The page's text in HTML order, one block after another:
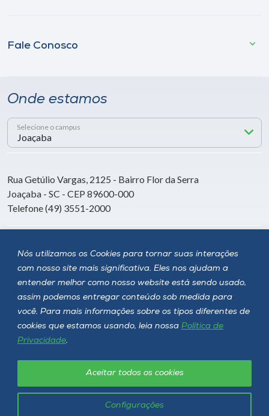
Nós utilizamos os Cookies para tornar suas interações
com nosso site mais significativa. Eles nos ajudam a
entender melhor como nosso website está sendo usado,
assim podemos entregar conteúdo sob medida para
você. Para mais informações sobre os tipos diferentes de
cookies que estamos usando, leia nossa Política de
Privacidade.
Configurações
Aceitar todos os cookies
Fale Conosco
Onde estamos
Selecione o campus
Rua Getúlio Vargas, 2125 - Bairro Flor da Serra
Joaçaba - SC - CEP 89600-000
Telefone (49) 3551-2000
Siga a Unoesc
Unoesc © 2026 - Todos os direitos reservados
Política de privacidade LGPD